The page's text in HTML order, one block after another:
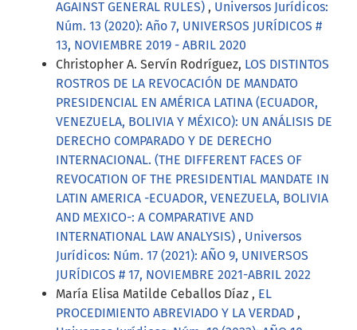
AGAINST GENERAL RULES) , Universos Jurídicos:
Núm. 13 (2020): Año 7, UNIVERSOS JURÍDICOS #
13, NOVIEMBRE 2019 - ABRIL 2020
Christopher A. Servín Rodríguez, LOS DISTINTOS
ROSTROS DE LA REVOCACIÓN DE MANDATO
PRESIDENCIAL EN AMÉRICA LATINA (ECUADOR,
VENEZUELA, BOLIVIA Y MÉXICO): UN ANÁLISIS DE
DERECHO COMPARADO Y DE DERECHO
INTERNACIONAL. (THE DIFFERENT FACES OF
REVOCATION OF THE PRESIDENTIAL MANDATE IN
LATIN AMERICA -ECUADOR, VENEZUELA, BOLIVIA
AND MEXICO-: A COMPARATIVE AND
INTERNATIONAL LAW ANALYSIS) , Universos
Jurídicos: Núm. 17 (2021): AÑO 9, UNIVERSOS
JURÍDICOS # 17, NOVIEMBRE 2021-ABRIL 2022
María Elisa Matilde Ceballos Díaz , EL
PROCEDIMIENTO ABREVIADO Y LA VERDAD ,